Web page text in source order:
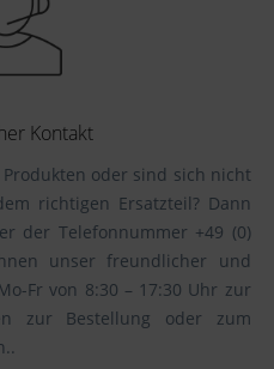
Kontakt
oder sind sich nicht
richtigen Ersatzteil? Dann
der Telefonnummer +49 (0)
unser freundlicher und
Fr von 8:30 – 17:30 Uhr zur
zur Bestellung oder zum